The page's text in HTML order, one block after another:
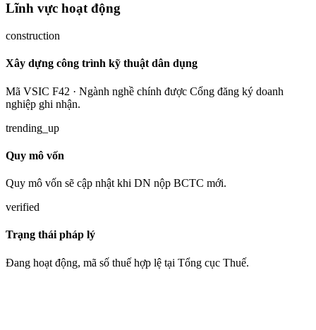
Lĩnh vực hoạt động
construction
Xây dựng công trình kỹ thuật dân dụng
Mã VSIC F42 · Ngành nghề chính được Cổng đăng ký doanh
nghiệp ghi nhận.
trending_up
Quy mô vốn
Quy mô vốn sẽ cập nhật khi DN nộp BCTC mới.
verified
Trạng thái pháp lý
Đang hoạt động, mã số thuế hợp lệ tại Tổng cục Thuế.